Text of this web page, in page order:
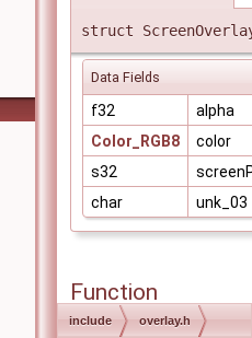
struct
Data Fields
f32
alpha
Color_RGB8
color
s32
char
unk_03
Function
Documentation
include overlay.h